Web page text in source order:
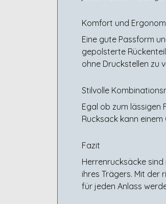
Komfort und
Eine gute Passform
gepolsterte
ohne Druckstellen zu
Stilvolle
Egal ob zum lässigen
Rucksack kann
Fazit
Herrenrucksäcke
ihres Trägers. Mit der
für jeden Anlass